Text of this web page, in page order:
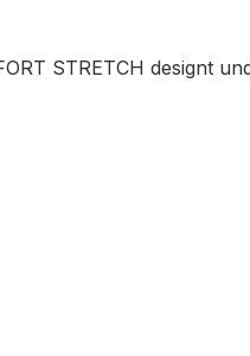
STRETCH designt